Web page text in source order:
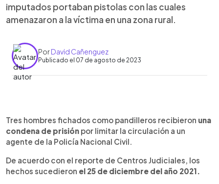
imputados portaban pistolas con las cuales
amenazaron a la víctima en una zona rural.
PorDavid Cañenguez
Publicado el 07 de agosto de 2023
Escuchar artículo
Tres hombres fichados como pandilleros recibieron una
condena de prisión por limitar la circulación a un
agente de la Policía Nacional Civil.
De acuerdo con el reporte de Centros Judiciales, los
hechos sucedieron el 25 de diciembre del año 2021.